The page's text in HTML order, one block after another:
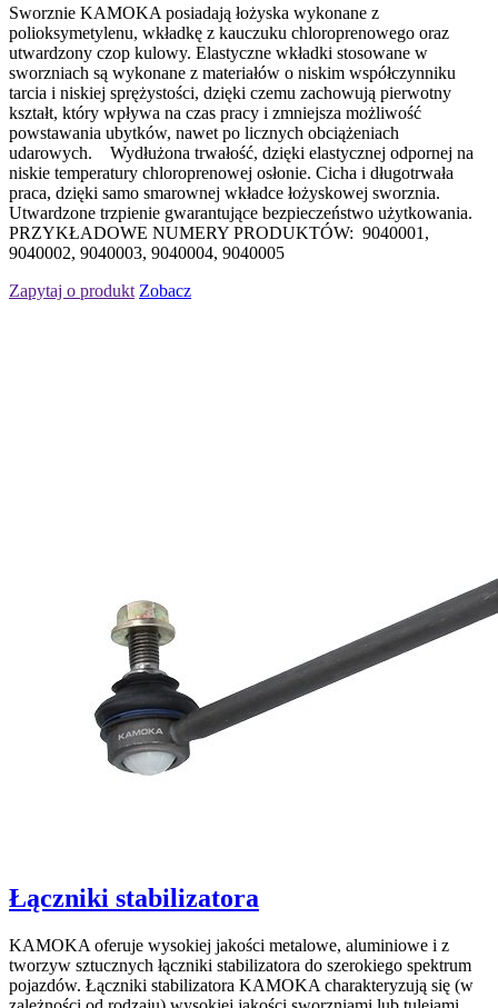
Sworznie KAMOKA posiadają łożyska wykonane z
polioksymetylenu, wkładkę z kauczuku chloroprenowego oraz
utwardzony czop kulowy. Elastyczne wkładki stosowane w
sworzniach są wykonane z materiałów o niskim współczynniku
tarcia i niskiej sprężystości, dzięki czemu zachowują pierwotny
kształt, który wpływa na czas pracy i zmniejsza możliwość
powstawania ubytków, nawet po licznych obciążeniach
udarowych. Wydłużona trwałość, dzięki elastycznej odpornej na
niskie temperatury chloroprenowej osłonie. Cicha i długotrwała
praca, dzięki samo smarownej wkładce łożyskowej sworznia.
Utwardzone trzpienie gwarantujące bezpieczeństwo użytkowania.
PRZYKŁADOWE NUMERY PRODUKTÓW: 9040001,
9040002, 9040003, 9040004, 9040005
Zapytaj o produkt Zobacz
Łączniki stabilizatora
KAMOKA oferuje wysokiej jakości metalowe, aluminiowe i z
tworzyw sztucznych łączniki stabilizatora do szerokiego spektrum
pojazdów. Łączniki stabilizatora KAMOKA charakteryzują się (w